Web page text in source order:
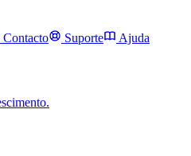
Contacto Suporte Ajuda